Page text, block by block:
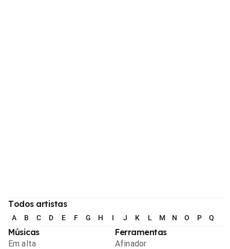
Todos artistas
A B C D E F G H I J K L M N O P Q
Músicas
Em alta
Ferramentas
Afinador